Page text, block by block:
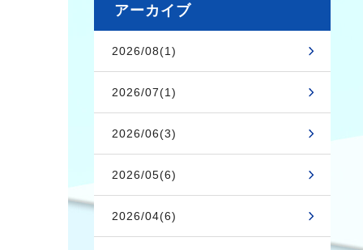
アーカイブ
2026/08(1)
2026/07(1)
2026/06(3)
2026/05(6)
2026/04(6)